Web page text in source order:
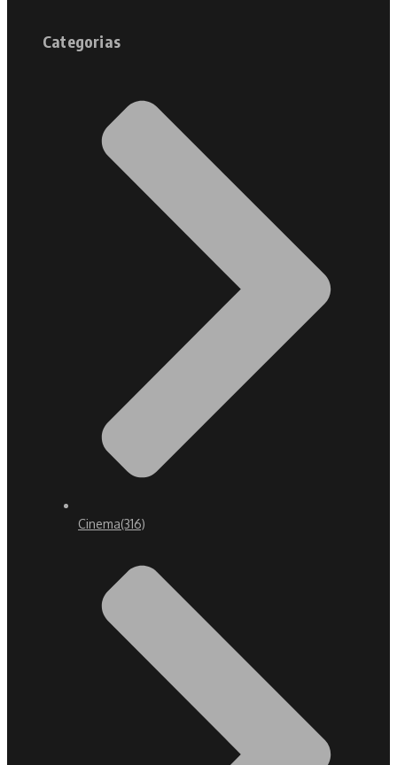
Categorias
Cinema(316)